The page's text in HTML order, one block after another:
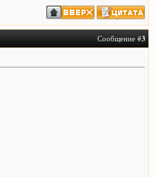
Сообщение #3